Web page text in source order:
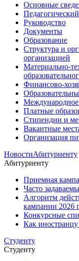
Основные
Руководство
Документы
Образование
Структура и
организацией
Материально-
Финансово-
Международное
Платные
Стипендии и
Вакантные
Организация
НовостиАбитуриенту
Абитуриенту
Приемная
Часто
Алгоритм
кампании 2026
Конкурсные
Как иностранцу
Студенту
Студенту